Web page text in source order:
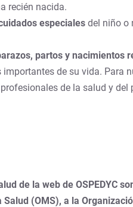
recién nacida.
especiales del niño o
partos y nacimientos
de su vida.
de la salud y
de la web de OSPEDYC
(OMS), a la